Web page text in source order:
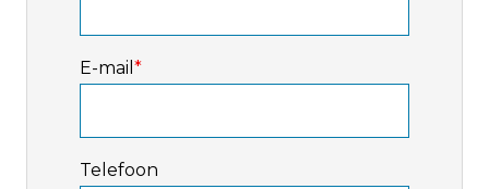
E-mail *
Telefoon